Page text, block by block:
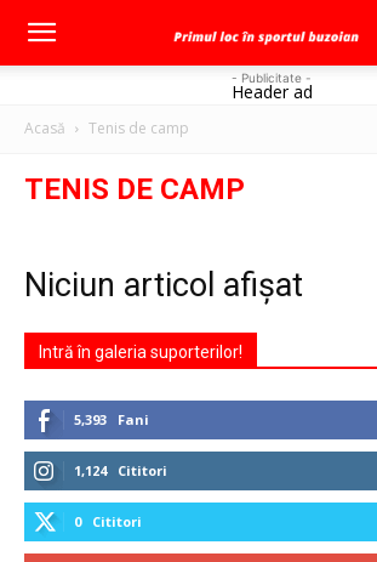
- Publicitate -
Header ad
Acasă Tenis de camp
TENIS DE CAMP
Niciun articol afișat
Intră în galeria suporterilor!
5,393 Fani
1,124 Cititori
0 Cititori